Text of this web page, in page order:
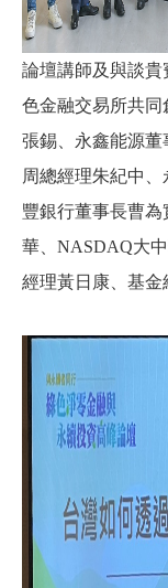
論壇講師及與談
色金融交易所共同
張錫、永鑫能源
周總經理朱紀中
豐銀行董事長曹
華、 NASDAQ大
經理黃日康、基金